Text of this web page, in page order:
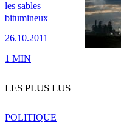
les sables
bitumineux
26.10.2011
1 MIN
LES PLUS LUS
POLITIQUE